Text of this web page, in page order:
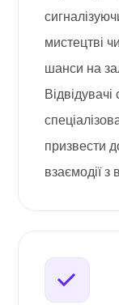
мистецтві
шанси на
Відвідувачі
призвести
взаємодії